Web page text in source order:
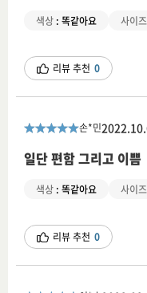
색상 : 똑같아요 사이즈
리뷰 추천 0
손*민
일단 편함 그리고 이쁨
색상 : 똑같아요 사이즈
리뷰 추천 0